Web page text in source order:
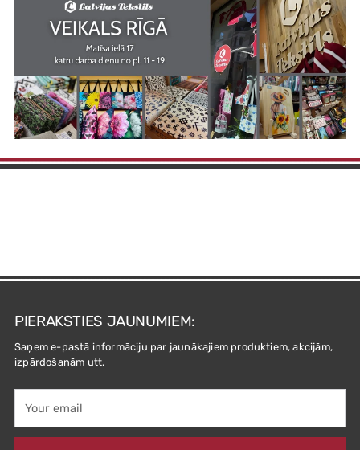
PIERAKSTIES JAUNUMIEM:
Saņem e-pastā informāciju par jaunākajiem produktiem, akcijām,
izpārdošanām utt.
email